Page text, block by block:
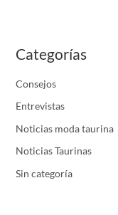
Categorías
Consejos
Entrevistas
Noticias moda taurina
Noticias Taurinas
Sin categoría